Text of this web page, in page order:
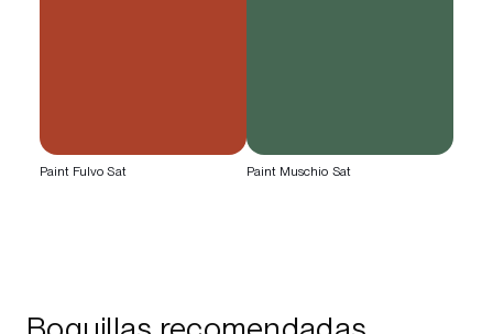
Paint Fulvo Sat Paint Muschio Sat